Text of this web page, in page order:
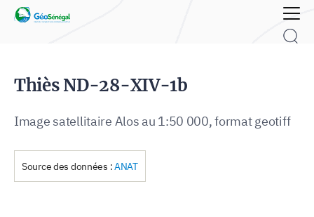
Rechercher :
Thiès ND-28-XIV-1b
Image satellitaire Alos au 1:50 000, format geotiff
Source des données :ANAT